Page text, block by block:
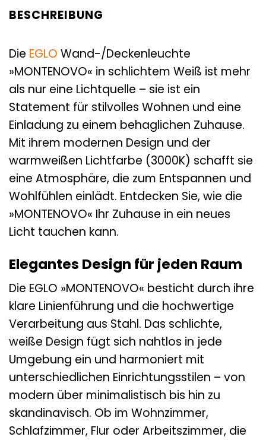
BESCHREIBUNG
Die EGLO Wand-/Deckenleuchte
»MONTENOVO« in schlichtem Weiß ist mehr
als nur eine Lichtquelle – sie ist ein
Statement für stilvolles Wohnen und eine
Einladung zu einem behaglichen Zuhause.
Mit ihrem modernen Design und der
warmweißen Lichtfarbe (3000K) schafft sie
eine Atmosphäre, die zum Entspannen und
Wohlfühlen einlädt. Entdecken Sie, wie die
»MONTENOVO« Ihr Zuhause in ein neues
Licht tauchen kann.
Elegantes Design für jeden Raum
Die EGLO »MONTENOVO« besticht durch ihre
klare Linienführung und die hochwertige
Verarbeitung aus Stahl. Das schlichte,
weiße Design fügt sich nahtlos in jede
Umgebung ein und harmoniert mit
unterschiedlichen Einrichtungsstilen – von
modern über minimalistisch bis hin zu
skandinavisch. Ob im Wohnzimmer,
Schlafzimmer, Flur oder Arbeitszimmer, die